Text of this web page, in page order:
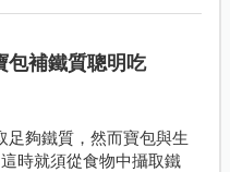
包補鐵質聰明吃
足夠鐵質，然而寶包與生
時就須從食物中攝取鐵